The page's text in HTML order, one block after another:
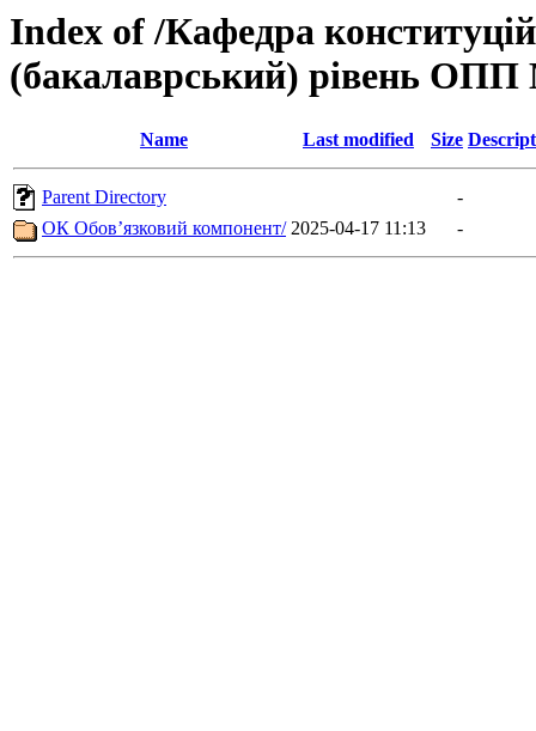
Index of /Кафедра
(бакалаврський) рівень ОПП
Name Last modified Size
Parent Directory
-
ОК Обов’язковий компонент/ 2025-04-17 11:13 -